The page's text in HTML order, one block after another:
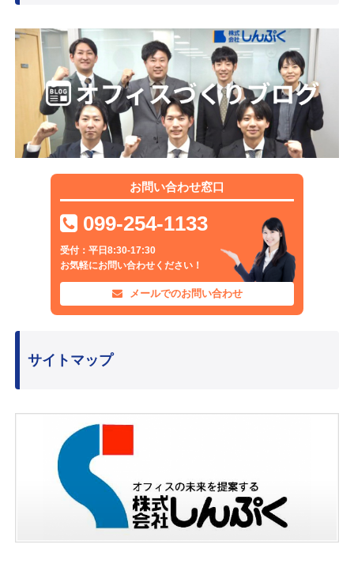
お問い合わせ窓口
099-254-1133
受付：平日8:30-17:30
お気軽にお問い合わせください！
メールでのお問い合わせ
サイトマップ